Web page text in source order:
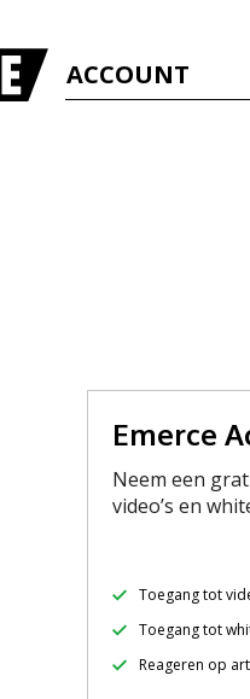
ACCOUNT
Emerce
Neem een
video’s en
Toegang tot
Toegang tot
Reageren op